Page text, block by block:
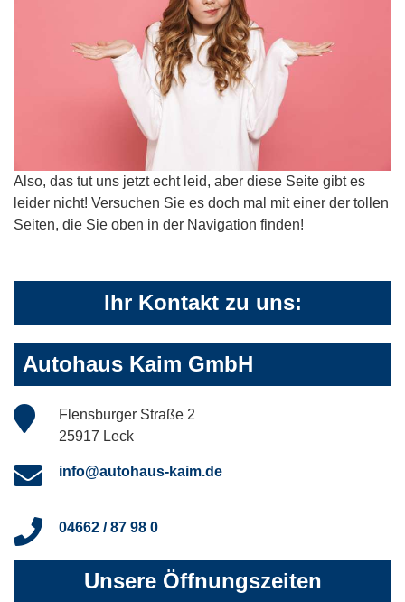
Also, das tut uns jetzt echt leid, aber diese Seite gibt es
leider nicht! Versuchen Sie es doch mal mit einer der tollen
Seiten, die Sie oben in der Navigation finden!
Ihr Kontakt zu uns:
Autohaus Kaim GmbH
Flensburger Straße 2
25917 Leck
info@autohaus-kaim.de
04662 / 87 98 0
Unsere Öffnungszeiten